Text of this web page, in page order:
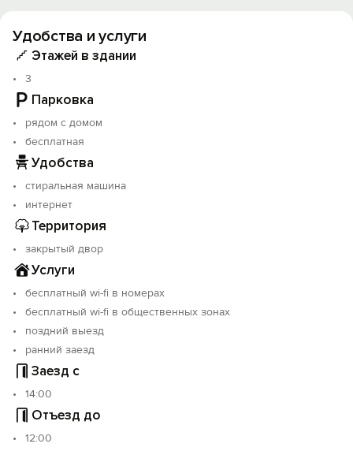
экспоцентр, куда гости смогут отправиться на
прогулку. Расстояние до железнодорожного вокзала
Удобства и услуги
Этажей в здании
3
Парковка
рядом с домом
бесплатная
Удобства
стиральная машина
интернет
Территория
закрытый двор
Услуги
бесплатный wi-fi в номерах
бесплатный wi-fi в общественных зонах
поздний выезд
ранний заезд
Заезд с
14:00
Отъезд до
12:00